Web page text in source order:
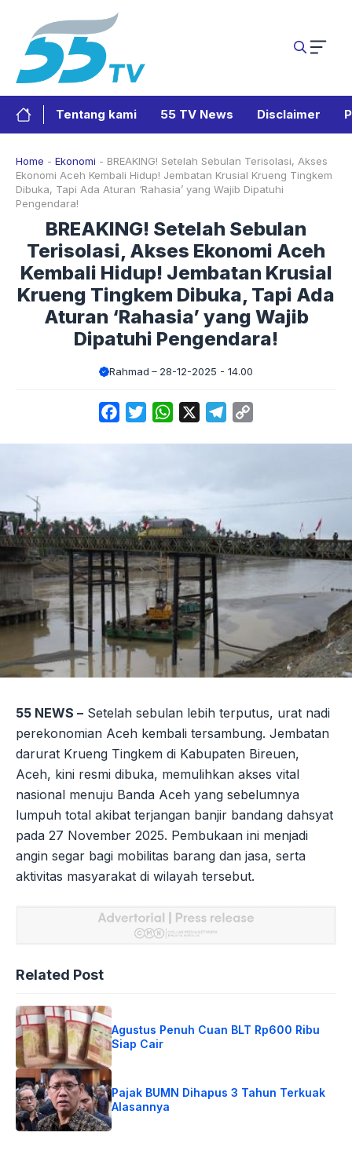
Tentang kami 55 TV News Disclaimer
Home - Ekonomi - BREAKING! Setelah Sebulan Terisolasi, Akses
Ekonomi Aceh Kembali Hidup! Jembatan Krusial Krueng Tingkem
Dibuka, Tapi Ada Aturan ‘Rahasia’ yang Wajib Dipatuhi
Pengendara!
BREAKING! Setelah Sebulan
Terisolasi, Akses Ekonomi Aceh
Kembali Hidup! Jembatan Krusial
Krueng Tingkem Dibuka, Tapi Ada
Aturan ‘Rahasia’ yang Wajib
Dipatuhi Pengendara!
Rahmad 28-12-2025 - 14.00
FacebookTwitterWhatsApp Telegram
55 NEWS – Setelah sebulan lebih terputus, urat nadi
perekonomian Aceh kembali tersambung. Jembatan
darurat Krueng Tingkem di Kabupaten Bireuen,
Aceh, kini resmi dibuka, memulihkan akses vital
nasional menuju Banda Aceh yang sebelumnya
lumpuh total akibat terjangan banjir bandang dahsyat
pada 27 November 2025. Pembukaan ini menjadi
angin segar bagi mobilitas barang dan jasa, serta
aktivitas masyarakat di wilayah tersebut.
Related Post
Agustus Penuh Cuan BLT Rp600 Ribu
Siap Cair
Pajak BUMN Dihapus 3 Tahun Terkuak
Alasannya